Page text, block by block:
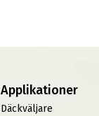
Applikationer
Däckväljare